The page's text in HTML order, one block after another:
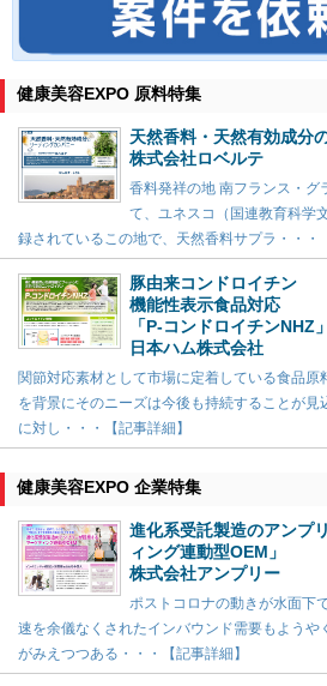
健康美容EXPO 原料特集
天然香料・天然有効成分
株式会社ロベルテ
香料発祥の地 南フランス・グ
て、ユネスコ（国連教育科学
録されているこの地で、天然香料サプラ・・・
豚由来コンドロイチン
機能性表示食品対応
「P-コンドロイチンNHZ」
日本ハム株式会社
関節対応素材として市場に定着している食品原
を背景にそのニーズは今後も持続することが
に対し・・・【記事詳細】
健康美容EXPO 企業特集
進化系受託製造のアンプ
ィング連動型OEM」
株式会社アンプリー
ポストコロナの動きが水面下
速を余儀なくされたインバウンド需要もようや
がみえつつある・・・【記事詳細】